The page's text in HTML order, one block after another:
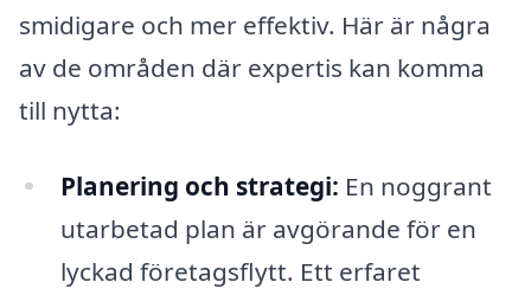
smidigare och mer effektiv. Här är några
av de områden där expertis kan komma
till nytta:
Planering och strategi: En noggrant
utarbetad plan är avgörande för en
lyckad företagsflytt. Ett erfaret